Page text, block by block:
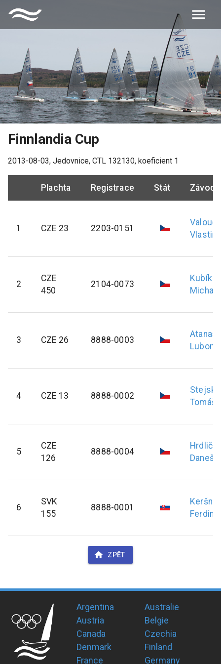
Finnlandia Cup
2013-08-03, Jedovnice, CTL 132130, koeficient 1
Plachta Registrace Stát
1 CZE 23 2203-0151
2
CZE
450
2104-0073
Kubík
Michal
3 CZE 26 8888-0003
4 CZE 13 8888-0002
Tomáš
5
CZE
126
8888-0004
Daneš
6
SVK
155
8888-0001
Keršner
ZPĚT
Argentina
Australie
Austria
Belgie
Canada
Czechia
Denmark
Finland
France
Germany